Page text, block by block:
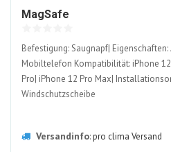
MagSafe
Befestigung: Saugnapf|
Mobiltelefon Kompatibilität: iPhone
Pro| iPhone 12 Pro Max|
Windschutzscheibe
Versandinfo:pro clima Versand